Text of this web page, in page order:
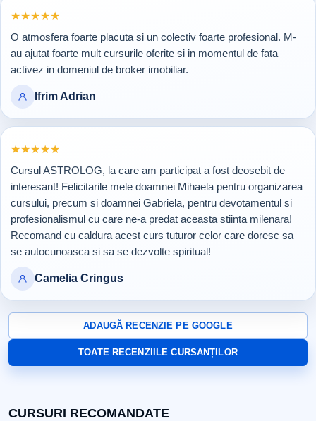
Rating 5 din 5
★★★★★
O atmosfera foarte placuta si un colectiv foarte profesional. M-
au ajutat foarte mult cursurile oferite si in momentul de fata
activez in domeniul de broker imobiliar.
Ifrim Adrian
Rating 5 din 5
★★★★★
Cursul ASTROLOG, la care am participat a fost deosebit de
interesant! Felicitarile mele doamnei Mihaela pentru organizarea
cursului, precum si doamnei Gabriela, pentru devotamentul si
profesionalismul cu care ne-a predat aceasta stiinta milenara!
Recomand cu caldura acest curs tuturor celor care doresc sa
se autocunoasca si sa se dezvolte spiritual!
Camelia Cringus
ADAUGĂ RECENZIE PE GOOGLE
TOATE RECENZIILE CURSANȚILOR
CURSURI RECOMANDATE